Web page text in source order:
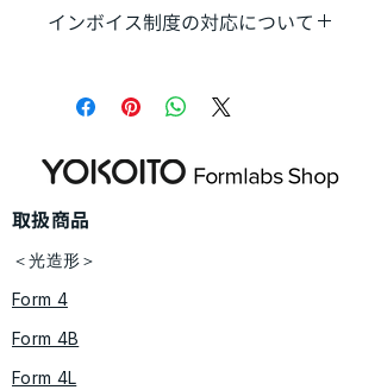
会員ショップをご利用ください。（登
support.com/limited-shop
インボイス制度の対応について
号記載の領収書をお送りさせていただ
きます。​​
​取扱商品
＜光造形＞
Form 4
Form 4B
Form 4L